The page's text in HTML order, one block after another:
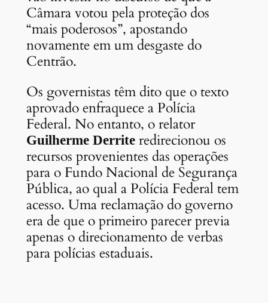
Câmara votou pela proteção dos
“mais poderosos”, apostando
novamente em um desgaste do
Centrão.
Os governistas têm dito que o texto
aprovado enfraquece a Polícia
Federal. No entanto, o relator
Guilherme Derriteredirecionou os
recursos provenientes das operações
para o Fundo Nacional de Segurança
Pública, ao qual a Polícia Federal tem
acesso. Uma reclamação do governo
era de que o primeiro parecer previa
apenas o direcionamento de verbas
para polícias estaduais.